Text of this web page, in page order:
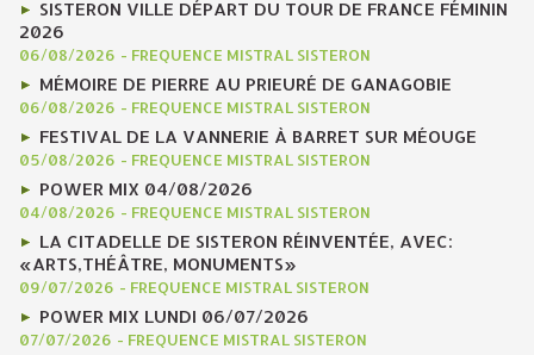
SISTERON VILLE DÉPART DU TOUR DE FRANCE FÉMININ
2026
06/08/2026 - FREQUENCE MISTRAL SISTERON
MÉMOIRE DE PIERRE AU PRIEURÉ DE GANAGOBIE
06/08/2026 - FREQUENCE MISTRAL SISTERON
FESTIVAL DE LA VANNERIE À BARRET SUR MÉOUGE
05/08/2026 - FREQUENCE MISTRAL SISTERON
POWER MIX 04/08/2026
04/08/2026 - FREQUENCE MISTRAL SISTERON
LA CITADELLE DE SISTERON RÉINVENTÉE, AVEC:
«ARTS,THÉÂTRE, MONUMENTS»
09/07/2026 - FREQUENCE MISTRAL SISTERON
POWER MIX LUNDI 06/07/2026
07/07/2026 - FREQUENCE MISTRAL SISTERON